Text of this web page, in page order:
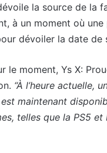
la source de la
à un moment où
dévoiler la date de
le moment, Ys X:
“À l’heure actuelle,
maintenant
telles que la PS5